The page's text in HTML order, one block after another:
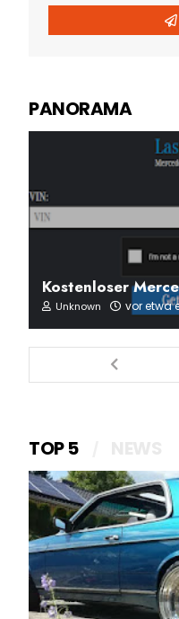
PANORAMA
Kostenloser
Unknown vor etwa
TOP 5